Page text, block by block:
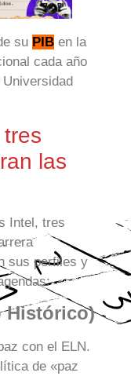
su PIB en la
cada año
las
Intel, tres
sus perfiles y
Histórico)
con el ELN.
de «paz